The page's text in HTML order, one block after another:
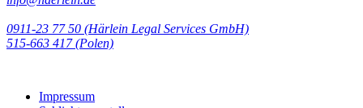
0911-23 77 50 (Härlein Legal Services GmbH)
‭515-663 417 (Polen)‬‬‬
Impressum